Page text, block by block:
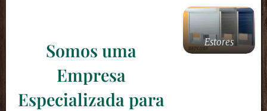
Estores
Somos uma
Empresa
Especializada para